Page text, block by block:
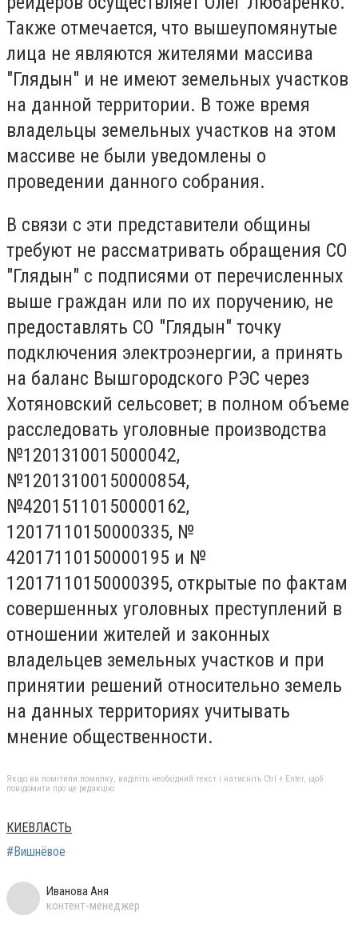
Также отмечается, что вышеупомянутые
лица не являются жителями массива
"Глядын" и не имеют земельных участков
на данной территории. В тоже время
владельцы земельных участков на этом
массиве не были уведомлены о
проведении данного собрания.
В связи с эти представители общины
требуют не рассматривать обращения СО
"Глядын" с подписями от перечисленных
выше граждан или по их поручению, не
предоставлять СО "Глядын" точку
подключения электроэнергии, а принять
на баланс Вышгородского РЭС через
Хотяновский сельсовет; в полном объеме
расследовать уголовные производства
№1201310015000042,
№12013100150000854,
№42015110150000162,
12017110150000335, №
42017110150000195 и №
12017110150000395, открытые по фактам
совершенных уголовных преступлений в
отношении жителей и законных
владельцев земельных участков и при
принятии решений относительно земель
на данных территориях учитывать
мнение общественности.
Якщо ви помітили помилку, виділіть необхідний текст і натисніть Ctrl + Enter, щоб
повідомити про це редакцію
КИЕВЛАСТЬ
#Вишнёвое
Иванова Аня
контент-менеджер